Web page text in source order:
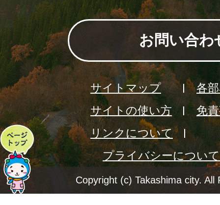
ペ
ー
ジ
お問い合わ
サイトマップ
各
サイトの使い方
免
リンクについて
プライバシーについて
Copyright (c) Takashima city. All